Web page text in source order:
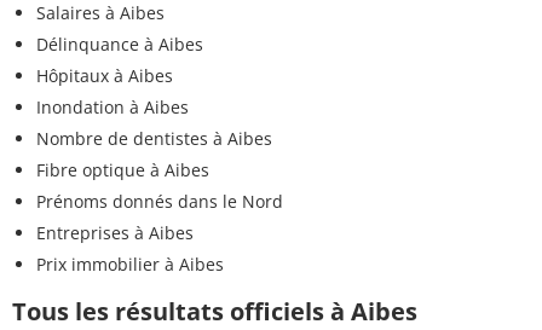
Salaires à Aibes
Délinquance à Aibes
Hôpitaux à Aibes
Inondation à Aibes
Nombre de dentistes à Aibes
Fibre optique à Aibes
Prénoms donnés dans le Nord
Entreprises à Aibes
Prix immobilier à Aibes
Tous les résultats officiels à Aibes